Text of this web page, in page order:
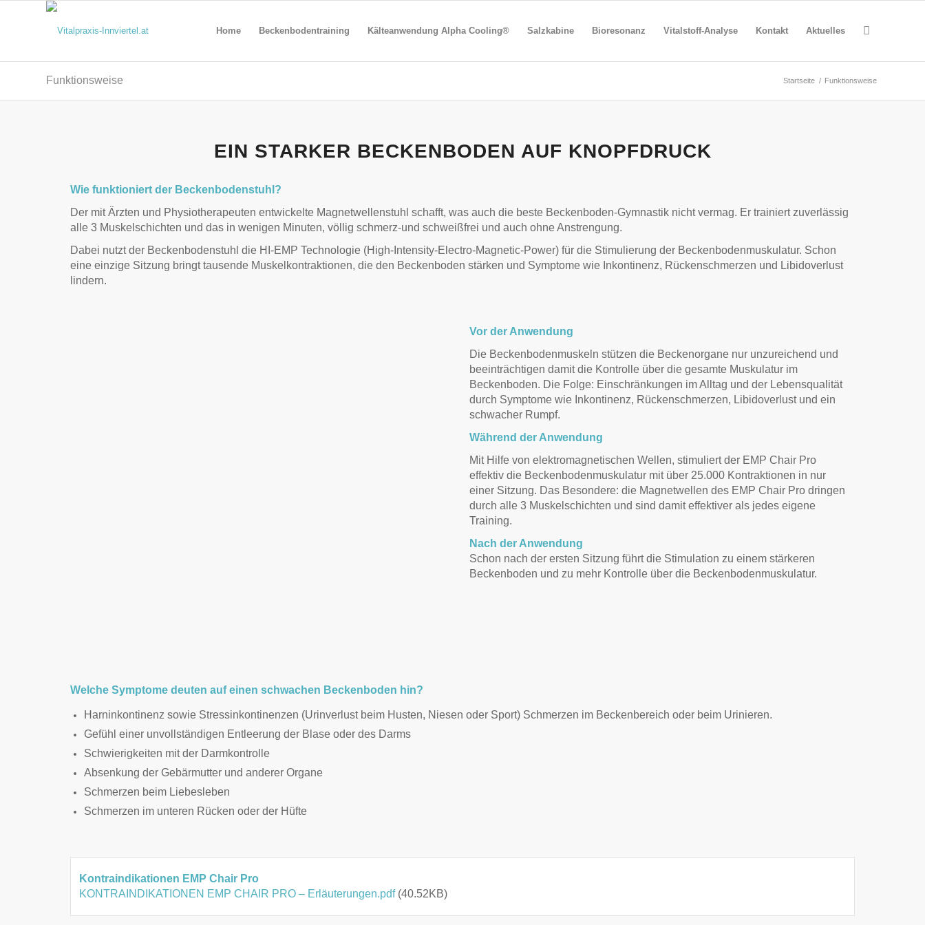
Home Beckenbodentraining Kälteanwendung Alpha Cooling® Salzkabine Bioresonanz Vitalstoff-Analyse Kontakt Aktuelles
Funktionsweise Startseite / Funktionsweise
EIN STARKER BECKENBODEN AUF KNOPFDRUCK
Wie funktioniert der Beckenbodenstuhl?
Der mit Ärzten und Physiotherapeuten entwickelte Magnetwellenstuhl schafft, was auch die beste Beckenboden-Gymnastik nicht vermag. Er trainiert zuverlässig
alle 3 Muskelschichten und das in wenigen Minuten, völlig schmerz-und schweißfrei und auch ohne Anstrengung.
Dabei nutzt der Beckenbodenstuhl die HI-EMP Technologie (High-Intensity-Electro-Magnetic-Power) für die Stimulierung der Beckenbodenmuskulatur. Schon
eine einzige Sitzung bringt tausende Muskelkontraktionen, die den Beckenboden stärken und Symptome wie Inkontinenz, Rückenschmerzen und Libidoverlust
lindern.
Vor der Anwendung
Die Beckenbodenmuskeln stützen die Beckenorgane nur unzureichend und
beeinträchtigen damit die Kontrolle über die gesamte Muskulatur im
Beckenboden. Die Folge: Einschränkungen im Alltag und der Lebensqualität
durch Symptome wie Inkontinenz, Rückenschmerzen, Libidoverlust und ein
schwacher Rumpf.
Während der Anwendung
Mit Hilfe von elektromagnetischen Wellen, stimuliert der EMP Chair Pro
effektiv die Beckenbodenmuskulatur mit über 25.000 Kontraktionen in nur
einer Sitzung. Das Besondere: die Magnetwellen des EMP Chair Pro dringen
durch alle 3 Muskelschichten und sind damit effektiver als jedes eigene
Training.
Nach der Anwendung
Schon nach der ersten Sitzung führt die Stimulation zu einem stärkeren
Beckenboden und zu mehr Kontrolle über die Beckenbodenmuskulatur.
Welche Symptome deuten auf einen schwachen Beckenboden hin?
Harninkontinenz sowie Stressinkontinenzen (Urinverlust beim Husten, Niesen oder Sport) Schmerzen im Beckenbereich oder beim Urinieren.
Gefühl einer unvollständigen Entleerung der Blase oder des Darms
Schwierigkeiten mit der Darmkontrolle
Absenkung der Gebärmutter und anderer Organe
Schmerzen beim Liebesleben
Schmerzen im unteren Rücken oder der Hüfte
Kontraindikationen EMP Chair Pro
KONTRAINDIKATIONEN EMP CHAIR PRO – Erläuterungen.pdf(40.52KB)